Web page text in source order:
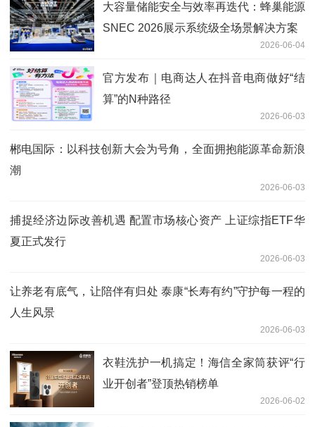
大容量储能安全与效率再迭代：蜂巢能源
SNEC 2026展示系统级全场景解决方案
2026-06-04
官方发布｜电商达人在抖音电商做好“结
算”的N种路径
2026-06-03
郴电国际：以科技创新大会为号角，全面拥抱能源革命新浪
潮
2026-06-03
捕捉经济边际改善机遇 配置市场核心资产 上证综指ETF华
夏正式发行
2026-06-03
让养老有底气，让陪伴有归处 泰康“长寿有约”守护每一程的
人生风景
2026-06-03
衣鞋洗护一机搞定！海信全家筒获评“行
业开创者”登顶热销榜单
2026-06-02